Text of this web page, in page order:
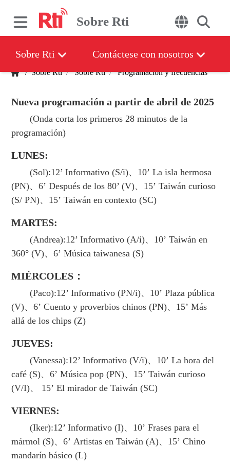
Sobre Rti
Sobre Rti Contáctese con nosotros
/Sobre Rti Sobre Rti Programación y frecuencias
Nueva programación a partir de abril de 2025
(Onda corta los primeros 28 minutos de la
programación)
LUNES:
(Sol):12’ Informativo (S/i)、10’ La isla hermosa
(PN)、6’ Después de los 80’ (V)、15’ Taiwán curioso
(S/ PN)、15’ Taiwán en contexto (SC)
MARTES:
(Andrea):12’ Informativo (A/i)、10’ Taiwán en
360° (V)、6’ Música taiwanesa (S)
MIÉRCOLES：
(Paco):12’ Informativo (PN/i)、10’ Plaza pública
(V)、6’ Cuento y proverbios chinos (PN)、15’ Más
allá de los chips (Z)
JUEVES:
(Vanessa):12’ Informativo (V/i)、10’ La hora del
café (S)、6’ Música pop (PN)、15’ Taiwán curioso
(V/I)、 15’ El mirador de Taiwán (SC)
VIERNES:
(Iker):12’ Informativo (I)、10’ Frases para el
mármol (S)、6’ Artistas en Taiwán (A)、15’ Chino
mandarín básico (L)